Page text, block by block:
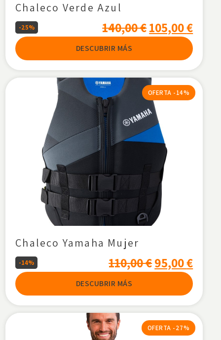
Chaleco Verde Azul
-25% 140,00€105,00€
DESCUBRIR MÁS
OFERTA -14%
Chaleco Yamaha Mujer
-14% 110,00€95,00€
DESCUBRIR MÁS
OFERTA -27%